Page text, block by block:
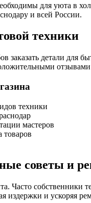
для уюта в
и всей России.
техники
заказать детали для
техники
мастеров
товаров
советы и
Часто собственники
издержки и ускоряя